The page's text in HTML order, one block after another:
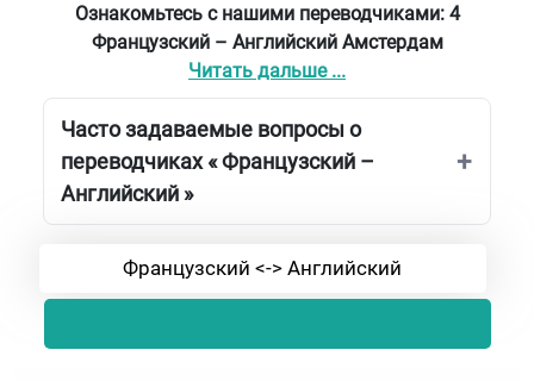
Ознакомьтесь с нашими переводчиками: 4
Французский – Английский Амстердам
Читать дальше ...
Часто задаваемые вопросы о
переводчиках « Французский –
Английский »
Французский <-> Английский